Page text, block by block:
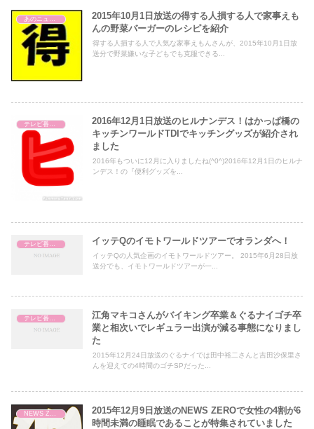
あのニュースで得する人損する人
2015年10月1日放送の得する人損する人で家事えも
んの野菜バーガーのレシピを紹介
得する人損する人で人気な家事えもんさんが、2015年10月1日放
送分で野菜嫌いな子どもでも克服できる...
テレビ番組レビュー
2016年12月1日放送のヒルナンデス！はかっぱ橋の
キッチンワールドTDIでキッチングッズが紹介され
ました
2016年もついに12月に入りましたね(^0^)2016年12月1日のヒルナ
ンデス！の『便利グッズを...
テレビ番組レビュー イッテQのイモトワールドツアーでオランダへ！
イッテQの人気企画のイモトワールドツアー。 2015年6月28日放
送分でも、イモトワールドツアーが一...
テレビ番組レビュー
江角マキコさんがバイキング卒業＆ぐるナイゴチ卒
業と相次いでレギュラー出演が減る事態になりまし
た
2015年12月24日放送のぐるナイでは田中裕二さんと吉田沙保里さ
んを迎えての4時間のゴチSPだった...
2015年12月9日放送のNEWS ZEROで女性の4割が6
時間未満の睡眠であることが特集されていました